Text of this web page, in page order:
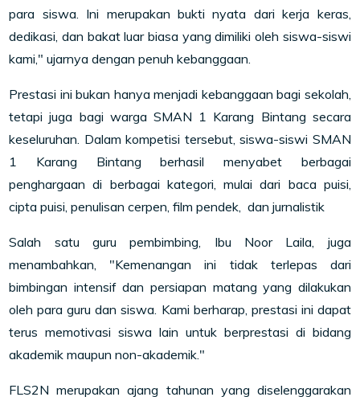
para siswa. Ini merupakan bukti nyata dari kerja keras,
dedikasi, dan bakat luar biasa yang dimiliki oleh siswa-siswi
kami," ujarnya dengan penuh kebanggaan.
Prestasi ini bukan hanya menjadi kebanggaan bagi sekolah,
tetapi juga bagi warga SMAN 1 Karang Bintang secara
keseluruhan. Dalam kompetisi tersebut, siswa-siswi SMAN
1 Karang Bintang berhasil menyabet berbagai
penghargaan di berbagai kategori, mulai dari baca puisi,
cipta puisi, penulisan cerpen, film pendek, dan jurnalistik
Salah satu guru pembimbing, Ibu Noor Laila, juga
menambahkan, "Kemenangan ini tidak terlepas dari
bimbingan intensif dan persiapan matang yang dilakukan
oleh para guru dan siswa. Kami berharap, prestasi ini dapat
terus memotivasi siswa lain untuk berprestasi di bidang
akademik maupun non-akademik."
FLS2N merupakan ajang tahunan yang diselenggarakan